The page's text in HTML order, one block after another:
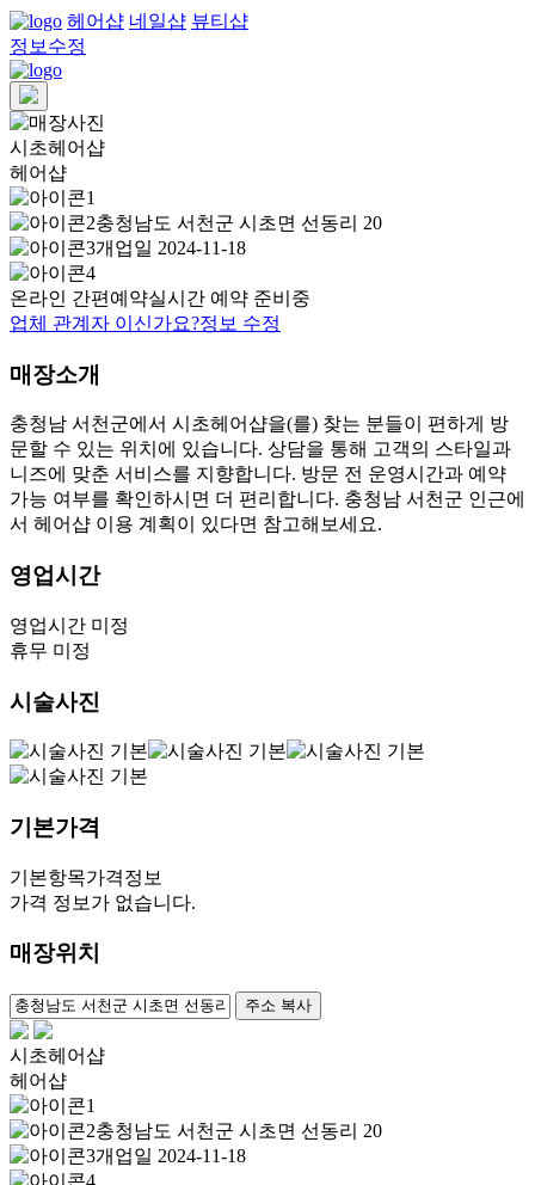
헤어샵 네일샵 뷰티샵
정보수정
시초헤어샵
헤어샵
충청남도 서천군 시초면 선동리 20
개업일 2024-11-18
온라인 간편예약실시간 예약 준비중
업체 관계자 이신가요?정보 수정
매장소개
충청남 서천군에서 시초헤어샵을(를) 찾는 분들이 편하게 방
문할 수 있는 위치에 있습니다. 상담을 통해 고객의 스타일과
니즈에 맞춘 서비스를 지향합니다. 방문 전 운영시간과 예약
가능 여부를 확인하시면 더 편리합니다. 충청남 서천군 인근에
서 헤어샵 이용 계획이 있다면 참고해보세요.
영업시간
영업시간 미정
휴무 미정
시술사진
기본가격
기본항목가격정보
가격 정보가 없습니다.
매장위치
주소 복사
시초헤어샵
헤어샵
충청남도 서천군 시초면 선동리 20
개업일 2024-11-18